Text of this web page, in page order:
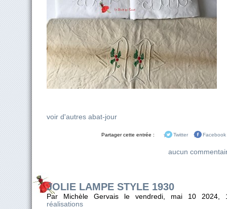
voir d'autres abat-jour
Partager cette entrée : Twitter Facebook
aucun
JOLIE LAMPE STYLE 1930
Par Michèle Gervais le vendredi, mai 10
réalisations